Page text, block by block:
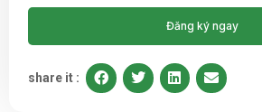
Đăng ký ngay
share it :